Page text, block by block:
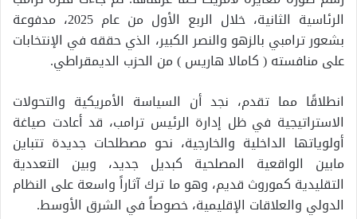
الرئاسية الثانية، خلال الربع الأول من عام 2025، مدفوعة
بشعور ترامبي بالزهو والنصر الكبير، الذي حققه في الإنتخابات
على منافسته ( كامالا هاريس ) من الحزب الديمقراطي.
انطلاقًا مما تقدم، نجد أن السياسة الأمريكية والتحولات
الاستراتيجية في ظل إدارة الرئيس ترامب، قد أعادت صياغة
أولوياتها الداخلية والخارجية، نحو مصطلحات جديدة تتباين
مابين الواقعية المصلحية كبديل جديد، وبين التعددية
التقليدية كموروث قديم، وهو ما ترك آثاراً واسعة على النظام
الدولي والعلاقات الإقليمية، خصوصاً في الشرق الأوسط.